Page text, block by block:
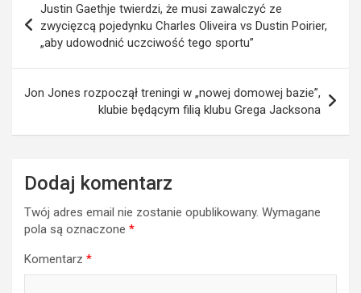
wpisu
Justin Gaethje twierdzi, że musi zawalczyć ze
zwycięzcą pojedynku Charles Oliveira vs Dustin Poirier,
„aby udowodnić uczciwość tego sportu”
Jon Jones rozpoczął treningi w „nowej domowej bazie”,
klubie będącym filią klubu Grega Jacksona
Dodaj komentarz
Twój adres email nie zostanie opublikowany. Wymagane
pola są oznaczone *
Komentarz *